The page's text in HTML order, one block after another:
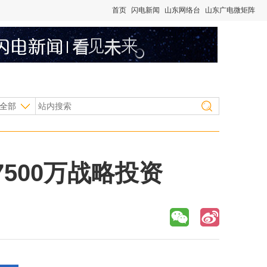
首页 闪电新闻 山东网络台 山东广电微矩阵
部
万战略投资